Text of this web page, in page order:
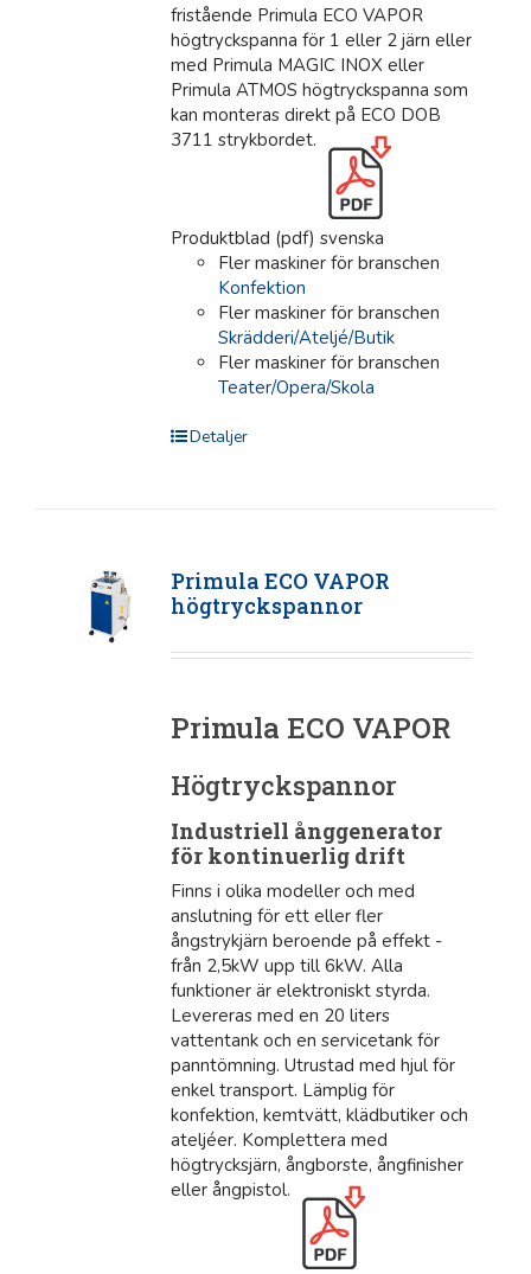
fristående Primula ECO VAPOR
högtryckspanna för 1 eller 2 järn eller
med Primula MAGIC INOX eller
Primula ATMOS högtryckspanna som
kan monteras direkt på ECO DOB
3711 strykbordet.
Produktblad (pdf) svenska
Fler maskiner för branschen
Konfektion
Fler maskiner för branschen
Skrädderi/Ateljé/Butik
Fler maskiner för branschen
Teater/Opera/Skola
Detaljer
Primula ECO VAPOR
högtryckspannor
Primula ECO VAPOR
Högtryckspannor
Industriell ånggenerator
för kontinuerlig drift
Finns i olika modeller och med
anslutning för ett eller fler
ångstrykjärn beroende på effekt -
från 2,5kW upp till 6kW. Alla
funktioner är elektroniskt styrda.
Levereras med en 20 liters
vattentank och en servicetank för
panntömning. Utrustad med hjul för
enkel transport. Lämplig för
konfektion, kemtvätt, klädbutiker och
ateljéer. Komplettera med
högtrycksjärn, ångborste, ångfinisher
eller ångpistol.